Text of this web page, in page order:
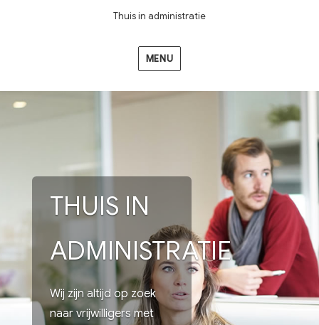
Thuis in administratie
MENU
THUIS IN
ADMINISTRATIE
Wij zijn altijd op zoek
naar vrijwilligers met